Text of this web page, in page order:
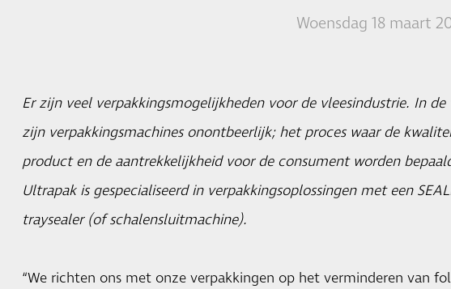
Woensdag 18 maart
Er zijn veel verpakkingsmogelijkheden voor de vleesindustrie. In de
zijn verpakkingsmachines onontbeerlijk; het proces waar de
product en de aantrekkelijkheid voor de consument worden
Ultrapak is gespecialiseerd in verpakkingsoplossingen met een
traysealer (of schalensluitmachine).
“We richten ons met onze verpakkingen op het verminderen van